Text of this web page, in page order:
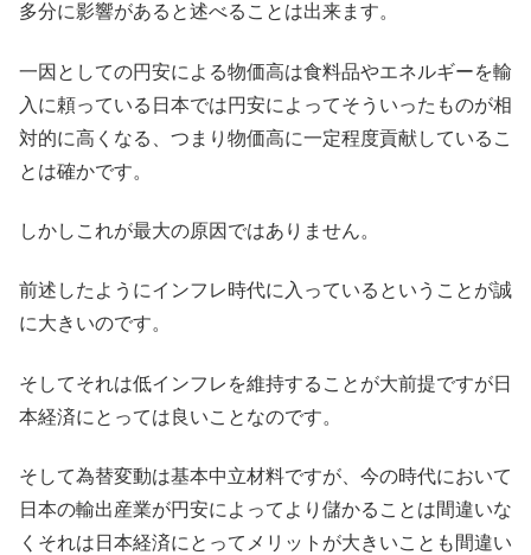
多分に影響があると述べることは出来ます。
一因としての円安による物価高は食料品やエネルギーを輸
入に頼っている日本では円安によってそういったものが相
対的に高くなる、つまり物価高に一定程度貢献しているこ
とは確かです。
しかしこれが最大の原因ではありません。
前述したようにインフレ時代に入っているということが誠
に大きいのです。
そしてそれは低インフレを維持することが大前提ですが日
本経済にとっては良いことなのです。
そして為替変動は基本中立材料ですが、今の時代において
日本の輸出産業が円安によってより儲かることは間違いな
くそれは日本経済にとってメリットが大きいことも間違い